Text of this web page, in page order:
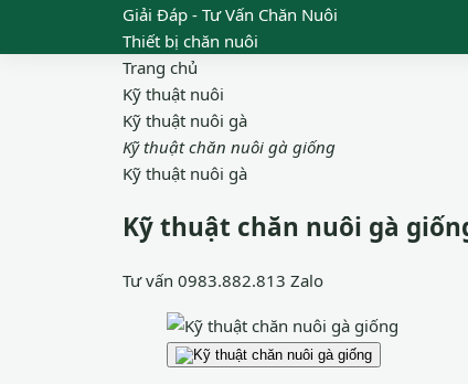
Giải Đáp - Tư Vấn Chăn Nuôi
Thiết bị chăn nuôi
Trang chủ
Kỹ thuật nuôi
Kỹ thuật nuôi gà
Kỹ thuật chăn nuôi gà giống
Kỹ thuật nuôi gà
Kỹ thuật chăn nuôi gà
Tư vấn 0983.882.813 Zalo